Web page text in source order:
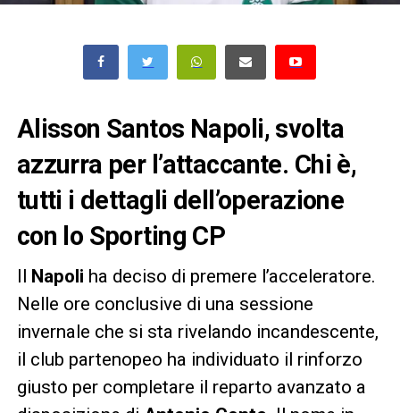
Alisson Santos Napoli, svolta
azzurra per l’attaccante. Chi è,
tutti i dettagli dell’operazione
con lo Sporting CP
Il Napoli ha deciso di premere l’acceleratore.
Nelle ore conclusive di una sessione
invernale che si sta rivelando incandescente,
il club partenopeo ha individuato il rinforzo
giusto per completare il reparto avanzato a